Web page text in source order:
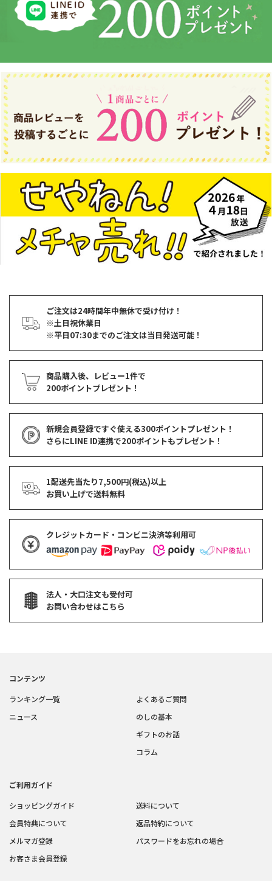
ご注文は24時間年中無休で受け付け！
※土日祝休業日
※平日07:30までのご注文は当日発送可能！
商品購入後、レビュー1件で
200ポイントプレゼント！
新規会員登録ですぐ使える300ポイントプレゼント！
さらにLINE ID連携で200ポイントもプレゼント！
1配送先当たり7,500円(税込)以上
お買い上げで送料無料
クレジットカード・コンビニ決済等利用可
法人・大口注文も受付可
お問い合わせはこちら
コンテンツ
ランキング一覧
ニュース
よくあるご質問
のしの基本
ギフトのお話
コラム
ご利用ガイド
ショッピングガイド
会員特典について
メルマガ登録
お客さま会員登録
送料について
返品特約について
パスワードをお忘れの場合